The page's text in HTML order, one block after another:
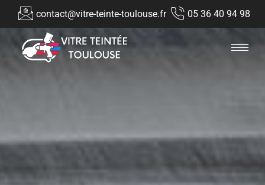
contact@vitre-teinte-toulouse.fr 05 36 40 94 98